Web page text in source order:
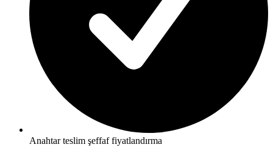
Anahtar teslim şeffaf fiyatlandırma